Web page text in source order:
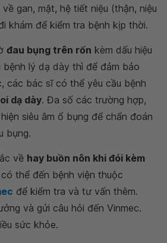
gan, mật, hệ tiết niệu (thận, niệu
khám để kiểm tra bệnh kịp thời.
đau bụng trên rốn kèm dấu hiệu
bệnh lý dạ dày thì để đảm bảo
các bác sĩ có thể yêu cầu bệnh
dạ dày. Đa số các trường hợp,
siêu âm ổ bụng để chẩn đoán
bụng.
về hay buồn nôn khi đói kèm
thể đến bệnh viện thuộc
để kiểm tra và tư vấn thêm.
và gửi câu hỏi đến Vinmec.
sức khỏe.